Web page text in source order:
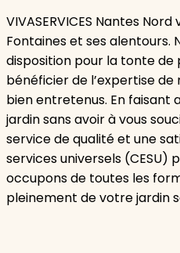
VIVASERVICES Nantes
Fontaines et ses alentours.
disposition pour la tonte de
bénéficier de l’expertise
bien entretenus. En faisant
jardin sans avoir à vous
service de qualité et une
services universels (CESU)
occupons de toutes les
pleinement de votre jardin